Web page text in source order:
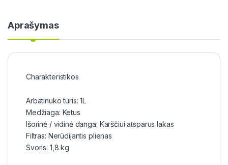
Aprašymas
Charakteristikos
Arbatinuko tūris: 1L
Medžiaga: Ketus
Išorinė / vidinė danga: Karščiui atsparus lakas
Filtras: Nerūdijantis plienas
Svoris: 1,8 kg